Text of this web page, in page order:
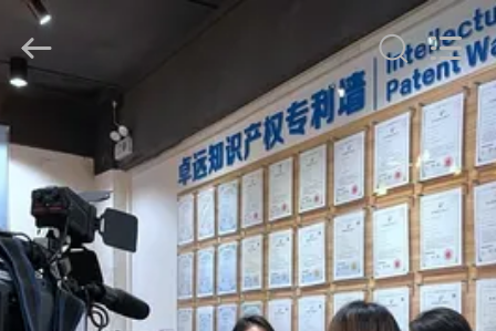
RUMAH
PRODUK
TAMPILAN
VR
Zhuoyuan
Co.,Ltd.
All
Rights
Reserved.